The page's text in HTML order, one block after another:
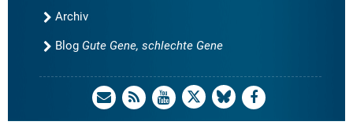
Archiv
Blog Gute Gene, schlechte Gene